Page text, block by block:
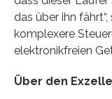
das über ihn
komplexere
elektronikfreien
Über den